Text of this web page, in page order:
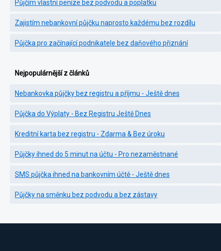
Půjčím vlastní peníze bez podvodu a poplatku
Zajistím nebankovní půjčku naprosto každému bez rozdílu
Půjčka pro začínající podnikatele bez daňového přiznání
Nejpopulárnější z článků
Nebankovka půjčky bez registru a příjmu - Ještě dnes
Půjčka do Výplaty - Bez Registru Ještě Dnes
Kreditní karta bez registru - Zdarma & Bez úroku
Půjčky ihned do 5 minut na účtu - Pro nezaměstnané
SMS půjčka ihned na bankovním účtě - Ještě dnes
Půjčky na směnku bez podvodu a bez zástavy